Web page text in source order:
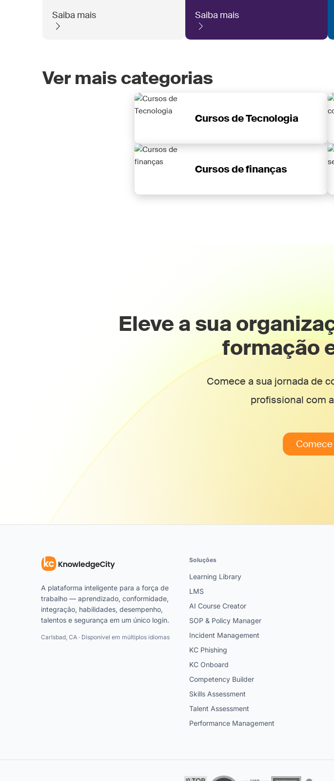
Saiba mais Saiba mais
Ver mais categorias
Cursos de Tecnologia
Cursos de finanças
Eleve a sua
formação
Comece a sua jornada de
profissional com
A plataforma inteligente para a força de
trabalho — aprendizado, conformidade,
integração, habilidades, desempenho,
talentos e segurança em um único login.
Carlsbad, CA · Disponível em múltiplos idiomas
Soluções
Learning Library
LMS
AI Course Creator
SOP & Policy Manager
Incident Management
KC Phishing
KC Onboard
Competency Builder
Skills Assessment
Talent Assessment
Performance Management